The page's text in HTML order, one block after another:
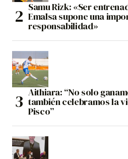
Samu Rizk: «Ser
Emalsa supone una
responsabilidad»
Aithiara: “No solo
también celebramos la
Pisco”